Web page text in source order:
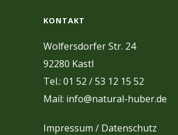
KONTAKT
Wolfersdorfer Str. 24
92280 Kastl
Tel.: 01 52 / 53 12 15 52
Mail: info@natural-huber.de
Impressum / Datenschutz